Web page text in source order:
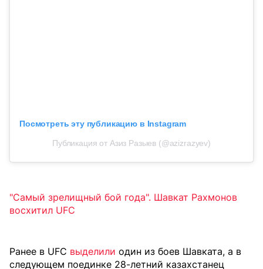
Посмотреть эту публикацию в Instagram
Публикация от Азиз Разыев (@azizrazyev)
"Самый зрелищный бой года". Шавкат Рахмонов
восхитил UFC
Ранее в UFC выделили один из боев Шавката, а в
следующем поединке 28-летний казахстанец